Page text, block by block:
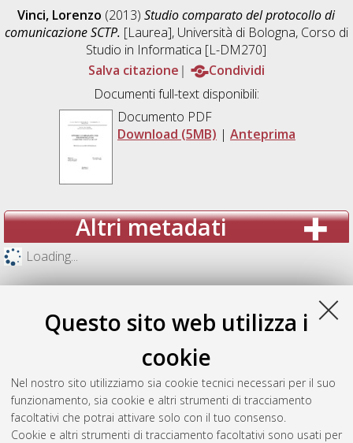
Questo sito web utilizza i
cookie
Nel nostro sito utilizziamo sia cookie tecnici necessari per il suo
funzionamento, sia cookie e altri strumenti di tracciamento
facoltativi che potrai attivare solo con il tuo consenso.
Cookie e altri strumenti di tracciamento facoltativi sono usati per
Vinci, Lorenzo (2013)Studio comparato del protocollo di
comunicazione SCTP. [Laurea], Università di Bologna, Corso di
Studio in Informatica [L-DM270]
Salva citazione
Condividi
Documenti full-text disponibili:
Documento PDF
Download (5MB) | Anteprima
Altri metadati
Loading...